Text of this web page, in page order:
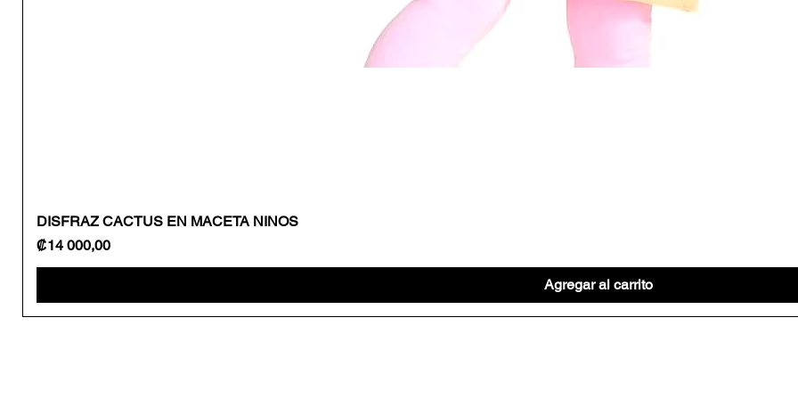
DISFRAZ CACTUS EN MACETA NINOS
Precio
₡14 000,00
Agregar al carrito